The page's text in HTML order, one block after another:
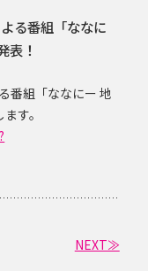
る番組「ななに
表！
番組「ななにー 地
す。
NEXT≫